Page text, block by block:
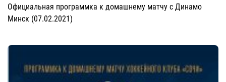
Официальная программка к домашнему матчу с Динамо
Минск (07.02.2021)